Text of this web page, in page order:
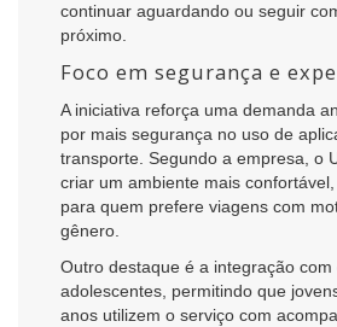
continuar aguardando ou seguir
próximo.
Foco em segurança e
A iniciativa reforça uma demanda
por mais segurança no uso de
transporte. Segundo a empresa, o
criar um ambiente mais
para quem prefere viagens com
gênero.
Outro destaque é a integração com
adolescentes, permitindo que
anos utilizem o serviço com